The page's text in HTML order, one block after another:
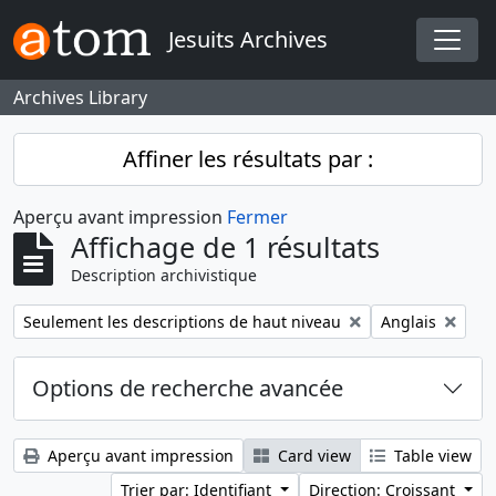
Skip to main content
Jesuits Archives
Archives Library
Affiner les résultats par :
Aperçu avant impression Fermer
Affichage de 1 résultats
Description archivistique
Remove filter:
Seulement les descriptions de haut niveau Remove filter:
Anglais
Options de recherche avancée
Aperçu avant impression Card view
Table view
Trier par: Identifiant
Direction: Croissant